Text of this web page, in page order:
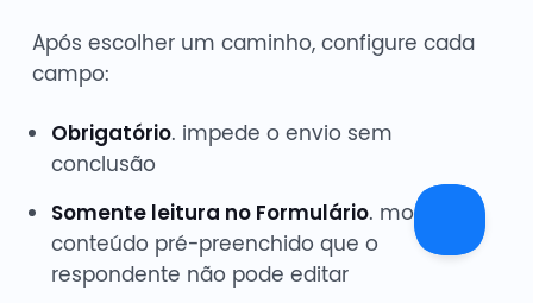
Após escolher um caminho, configure cada
campo:
Obrigatório. impede o envio sem
conclusão
Somente leitura no Formulário. mostra
conteúdo pré-preenchido que o
respondente não pode editar